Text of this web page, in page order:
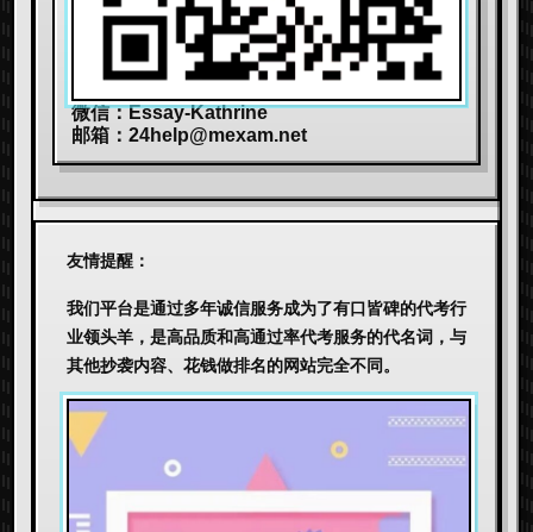
微信：Essay-Kathrine
邮箱： 24help@mexam.net
友情提醒：
我们平台是通过多年诚信服务成为了有口皆碑的代考行
业领头羊，是高品质和高通过率代考服务的代名词，与
其他抄袭内容、花钱做排名的网站完全不同。